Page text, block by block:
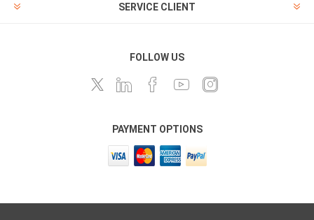
SERVICE CLIENT
FOLLOW US
PAYMENT OPTIONS